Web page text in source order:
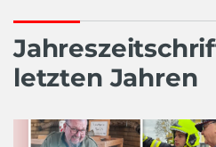
letzten Jahren